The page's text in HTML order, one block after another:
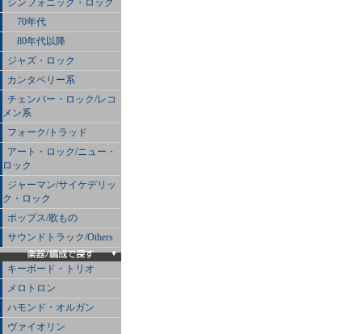
シンフォニック・ロック
70年代
80年代以降
ジャズ・ロック
カンタベリー系
チェンバー・ロック/レコ
メン系
フォーク/トラッド
アート・ロック/ニュー・
ロック
ジャーマン/サイケデリッ
ク・ロック
ポップス/歌もの
サウンドトラック/Others
キーボード・トリオ
メロトロン
ハモンド・オルガン
ヴァイオリン